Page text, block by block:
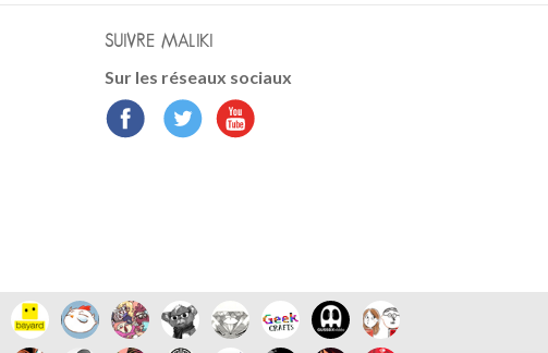
SUIVRE MALIKI
Sur les réseaux sociaux